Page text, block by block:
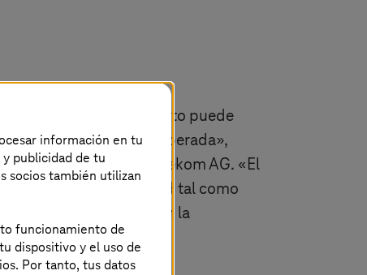
esperados. Esto puede
alcanzó la eficiencia esperada»,
de Deutsche Telekom AG. « El
transferirlas al cloud tal como
combinada con la
información en tu
publicidad de tu
socios también utilizan
funcionamiento de
dispositivo y el uso de
Por tanto, tus datos